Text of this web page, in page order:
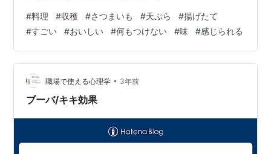
#料理 #収穫 #さつまいも #天ぷら #揚げたて
#すごい #おいしい #何もつけない #味 #感じられる
職場で使える心理学 • 3年前
ブーバ/キキ効果